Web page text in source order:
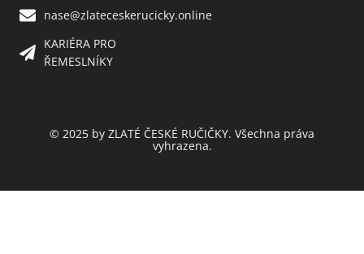
nase@zlateceskerucicky.online
KARIÉRA PRO
ŘEMESLNÍKY
© 2025 by ZLATÉ ČESKÉ RUČIČKY. Všechna práva
vyhrazena.